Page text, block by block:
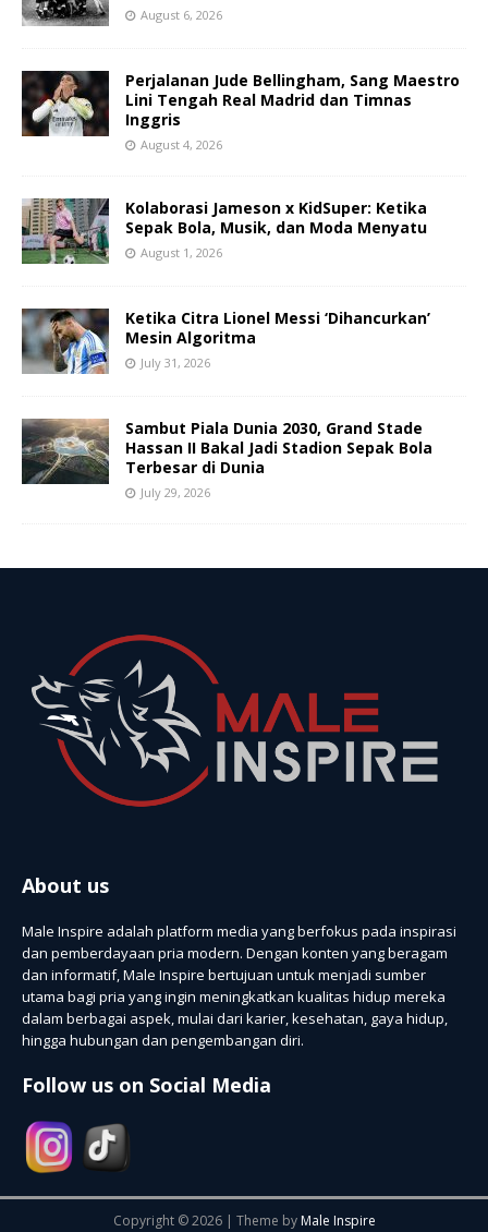
August 6, 2026
Perjalanan Jude Bellingham, Sang Maestro
Lini Tengah Real Madrid dan Timnas
Inggris
August 4, 2026
Kolaborasi Jameson x KidSuper: Ketika
Sepak Bola, Musik, dan Moda Menyatu
August 1, 2026
Ketika Citra Lionel Messi ‘Dihancurkan’
Mesin Algoritma
July 31, 2026
Sambut Piala Dunia 2030, Grand Stade
Hassan II Bakal Jadi Stadion Sepak Bola
Terbesar di Dunia
July 29, 2026
About us
Male Inspire adalah platform media yang berfokus pada inspirasi
dan pemberdayaan pria modern. Dengan konten yang beragam
dan informatif, Male Inspire bertujuan untuk menjadi sumber
utama bagi pria yang ingin meningkatkan kualitas hidup mereka
dalam berbagai aspek, mulai dari karier, kesehatan, gaya hidup,
hingga hubungan dan pengembangan diri.
Follow us on Social Media
Copyright © 2026 | Theme by Male Inspire